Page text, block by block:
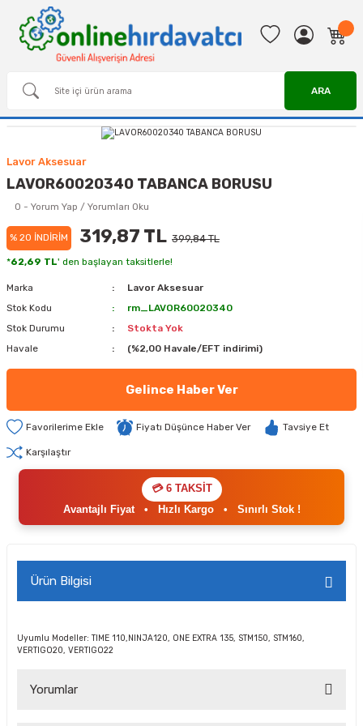
ARA
Lavor Aksesuar
LAVOR60020340 TABANCA BORUSU
0 - Yorum Yap / Yorumları Oku
% 20 İNDİRİM 319,87 TL 399,84 TL
*62,69 TL' den başlayan taksitlerle!
Marka
Lavor Aksesuar
Stok Kodu
rm_LAVOR60020340
Stok Durumu
Stokta Yok
Havale
(%2,00 Havale/EFT indirimi)
Gelince Haber Ver
Fiyatı Düşünce Haber Ver Tavsiye Et
Karşılaştır
💳 6 TAKSİT
Avantajlı Fiyat• Hızlı Kargo• Sınırlı Stok !
Ürün Bilgisi
Uyumlu Modeller: TIME 110,NINJA120, ONE EXTRA 135, STM150, STM160,
VERTIGO20, VERTIGO22
Yorumlar